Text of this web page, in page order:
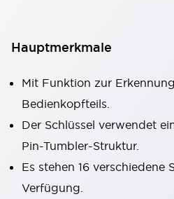
Hauptmerkmale
Mit Funktion zur
Bedienkopfteils.
Der Schlüssel verwendet
Pin-Tumbler-Struktur.
Es stehen 16 verschiedene
Verfügung.